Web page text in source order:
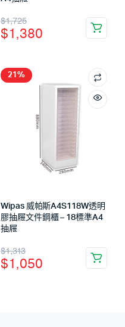
$1,725
$1,380
21%
Wipas 威帕斯A4S118W透明
膠抽屜文件鋼櫃 – 18標準A4
抽屜
$1,313
$1,050